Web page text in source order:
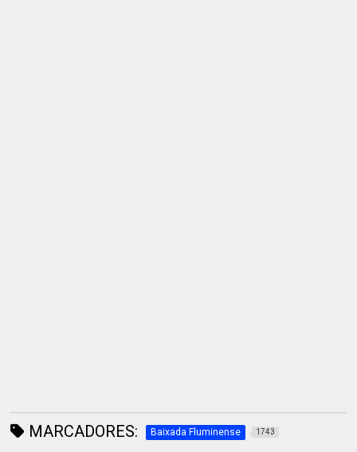
MARCADORES: Baixada Fluminense 1743